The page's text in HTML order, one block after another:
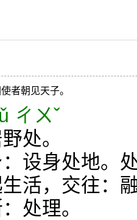
者朝见天子。
ㄔㄨˇ
处。
设身处地。
活，交往：
处理。